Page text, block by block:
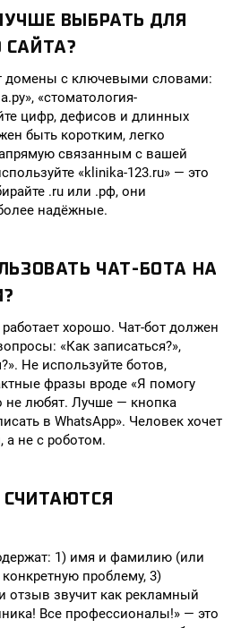
ВЫБРАТЬ ДЛЯ
домены с ключевыми словами:
«стоматология-
цифр, дефисов и длинных
быть коротким, легко
связанным с вашей
«klinika-123.ru» — это
.ru или .рф, они
надёжные.
ЧАТ-БОТА НА
хорошо. Чат-бот должен
«Как записаться?»,
Не используйте ботов,
фразы вроде «Я помогу
не любят. Лучше — кнопка
в WhatsApp». Человек хочет
а не с роботом.
1) имя и фамилию (или
проблему, 3)
отзыв звучит как рекламный
Все профессионалы!» — это